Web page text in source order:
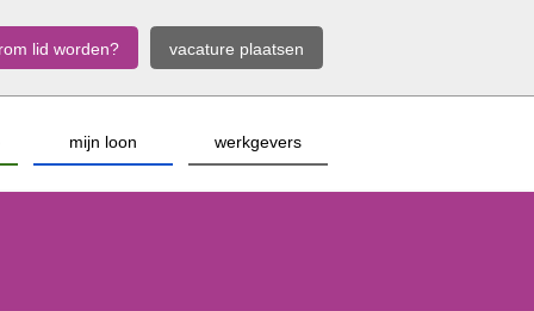
vacature plaatsen
lid worden?
werkgevers
mijn loon